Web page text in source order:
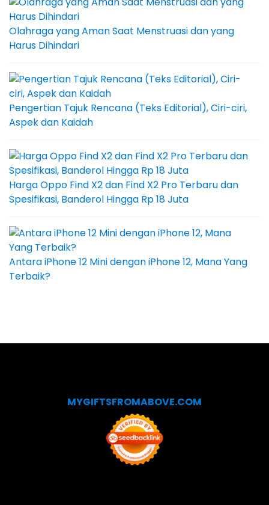
Olahraga yang Aman Saat Menstruasi dan yang
Harus Dihindari
Pengertian Tajuk Rencana (Teks Editorial), Ciri-ciri,
Aspek dan Kaidah
Harga Oppo Find X2 dan Find X2 Pro Terbaru dan
Spesifikasi, Banderol Hingga Rp 18 Juta
Antara iPhone 12 Mini dengan iPhone 12, Mana Yang
Terbaik?
MYGIFTSFROMABOVE.COM